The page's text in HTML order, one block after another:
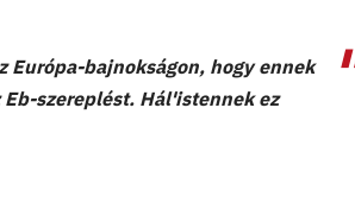
bajnokságon, hogy ennek
szereplést. Hál'istennek ez